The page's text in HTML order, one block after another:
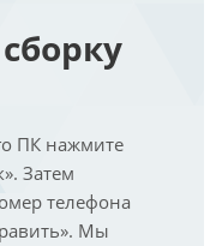
ПК нажмите
Затем
телефона
Мы